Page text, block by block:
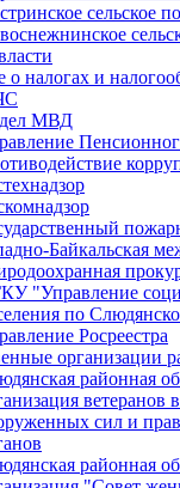
сельское
о налогах и
МВД
Байкальская
"Управление
по
Росреестра
организации
районная
ветеранов
сил и
районная